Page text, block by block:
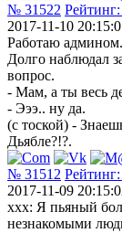
№ 31522 Рейтинг:
2017-11-10
Работаю
Долго наблюдал
вопрос.
- Мам, а ты весь
- Эээ.. ну да.
(с тоской) -
Дьябле?!?.
№ 31512 Рейтинг:
2017-11-09
xxx: Я пьяный
незнакомыми